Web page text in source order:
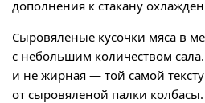
дополнения к стакану
Сыровяленые кусочки мяса в
с небольшим количеством
и не жирная — той самой
от сыровяленой палки колбасы.